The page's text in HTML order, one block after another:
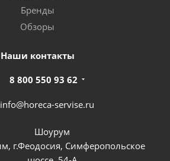
Бренды
Обзоры
Наши контакты
8 800 550 93 62
info@horeca-servise.ru
Шоурум
г.Феодосия, Симферопольское